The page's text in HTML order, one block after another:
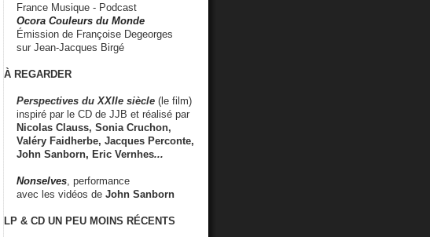
France Musique - Podcast
Ocora Couleurs du Monde
Émission de Françoise Degeorges
sur Jean-Jacques Birgé
À REGARDER
Perspectives du XXIIe siècle (le film)
inspiré par le CD de JJB et réalisé par
Nicolas Clauss, Sonia Cruchon,
Valéry Faidherbe, Jacques Perconte,
John Sanborn, Eric Vernhes...
Nonselves , performance
avec les vidéos de John Sanborn
LP & CD UN PEU MOINS RÉCENTS